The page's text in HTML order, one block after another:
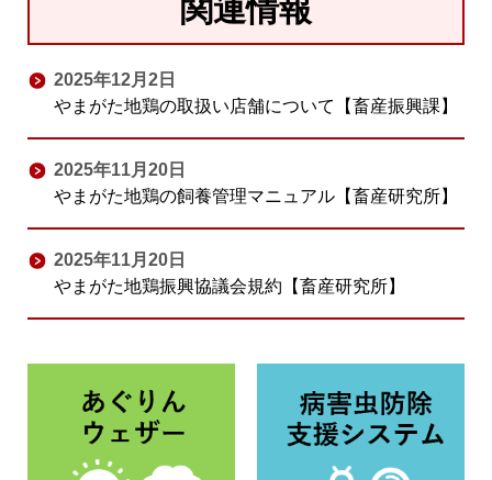
関連情報
2025年12月2日
やまがた地鶏の取扱い店舗について【畜産振興課】
2025年11月20日
やまがた地鶏の飼養管理マニュアル【畜産研究所】
2025年11月20日
やまがた地鶏振興協議会規約【畜産研究所】